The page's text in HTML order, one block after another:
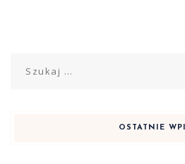
OSTATNIE